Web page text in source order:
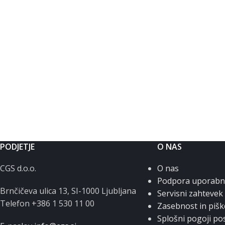
PODJETJE
CGS d.o.o.
Brnčičeva ulica 13, SI-1000 Ljubljana
Telefon +386 1 530 11 00
O NAS
O nas
Podpora
Servisni zahtevek
Zasebnost in
Splošni pogoji